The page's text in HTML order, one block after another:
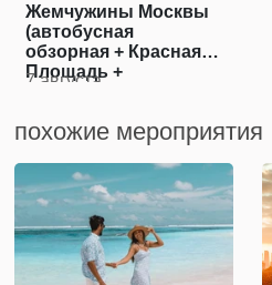
Жемчужины Москвы
(автобусная
обзорная + Красная
Площадь +
7 августа
похожие мероприятия